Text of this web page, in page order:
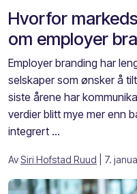
Hvorfor
om employer
Employer branding har
selskaper som ønsker å
siste årene har
verdier blitt mye mer enn
integrert ...
AvSiri Hofstad Ruud | 7.